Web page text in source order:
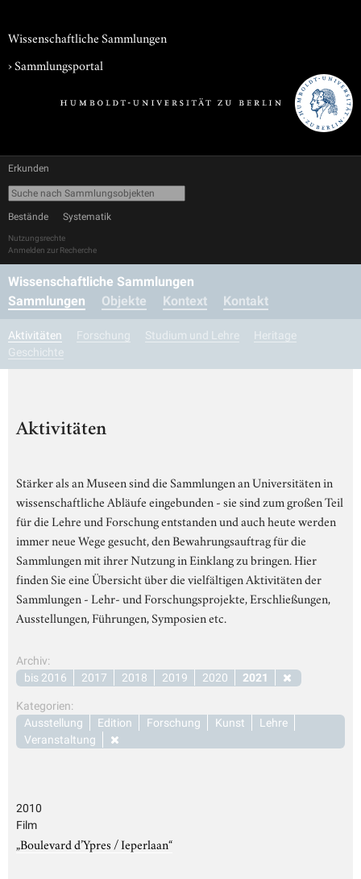
Wissenschaftliche Sammlungen
›Sammlungsportal
Erkunden
Bestände Systematik
Nutzungsrechte
Anmelden zur Recherche
Wissenschaftliche Sammlungen
Sammlungen
Objekte Kontext Kontakt
Aktivitäten Forschung Studium und Lehre
Heritage
Geschichte
Aktivitäten
Stärker als an Museen sind die Sammlungen an Universitäten in
wissenschaftliche Abläufe eingebunden - sie sind zum großen Teil
für die Lehre und Forschung entstanden und auch heute werden
immer neue Wege gesucht, den Bewahrungsauftrag für die
Sammlungen mit ihrer Nutzung in Einklang zu bringen. Hier
finden Sie eine Übersicht über die vielfältigen Aktivitäten der
Sammlungen - Lehr- und Forschungsprojekte, Erschließungen,
Ausstellungen, Führungen, Symposien etc.
Archiv:
bis 2016
2017 2018 2019 2020 2021
Kategorien:
Ausstellung
Edition Forschung Kunst
Lehre
Veranstaltung
2010
Film
„Boulevard d’Ypres / Ieperlaan“